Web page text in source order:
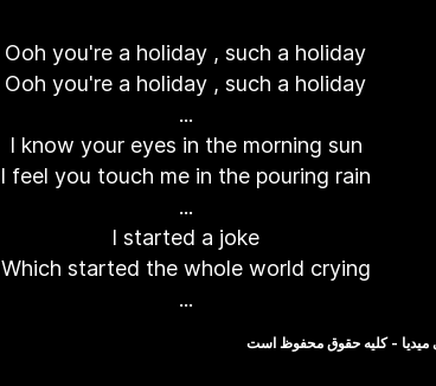
Ooh you're a holiday , such a holiday
Ooh you're a holiday , such a holiday
...
I know your eyes in the morning sun
I feel you touch me in the pouring rain
...
I started a joke
Which started the whole world crying
...